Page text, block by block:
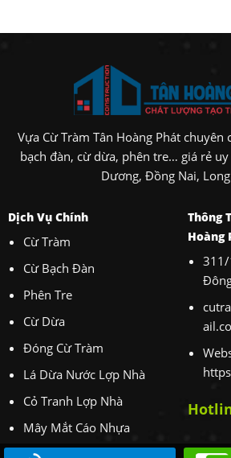
Vựa Cừ Tràm Tân Hoàng Phát chuyên
bạch đàn, cừ dừa, phên tre… giá rẻ
Dương, Đồng Nai,
Dịch Vụ Chính
Cừ Tràm
Cừ Bạch Đàn
Phên Tre
Cừ Dừa
Đóng Cừ Tràm
Lá Dừa Nước Lợp Nhà
Cỏ Tranh Lợp Nhà
Mây Mắt Cáo Nhựa
Cho Thuê Máy Xúc
Thông
Hoàng
311/